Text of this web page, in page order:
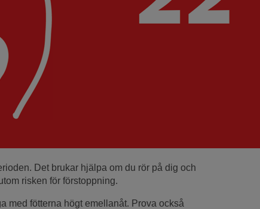
Det brukar hjälpa om du rör på dig och
risken för förstoppning.
med fötterna högt emellanåt. Prova också